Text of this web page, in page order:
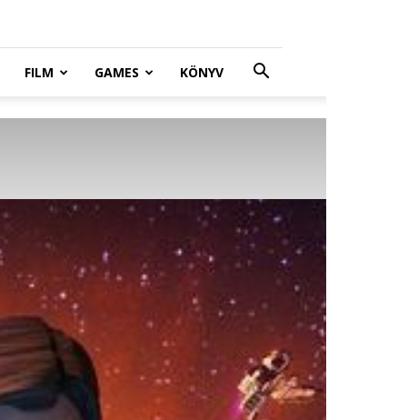
FILM GAMES KÖNYV